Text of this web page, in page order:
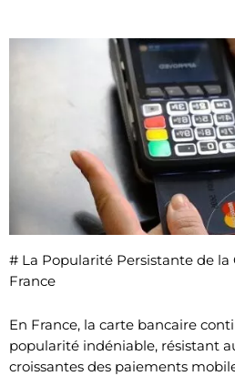
# La Popularité Persistante de la
France
En France, la carte bancaire
popularité indéniable, résistant
croissantes des paiements